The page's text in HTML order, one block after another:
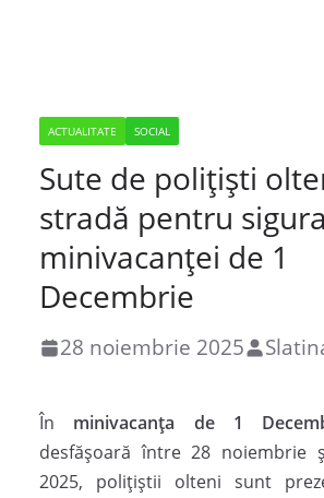
ACTUALITATE SOCIAL
Sute de polițiști
stradă pentru
minivacanței de 1
Decembrie
28 noiembrie 2025
În minivacanța de 1
desfășoară între 28 noiembrie
2025, polițiștii olteni sunt